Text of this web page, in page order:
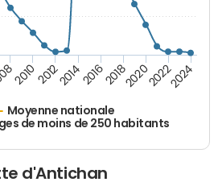
Moyenne nationale
de moins de 250 habitants
20102012201420162018202020222024
d'Antichan